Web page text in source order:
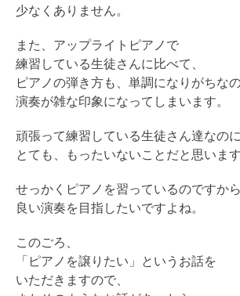
少なくありません。
また、アップライトピアノで
練習している生徒さんに比べて、
ピアノの弾き方も、単調になりがちなの
演奏が雑な印象になってしまいます。
頑張って練習している生徒さん達なのに
とても、もったいないことだと思います
せっかくピアノを習っているのですから
良い演奏を目指したいですよね。
このごろ、
「ピアノを譲りたい」というお話を
いただきますので、